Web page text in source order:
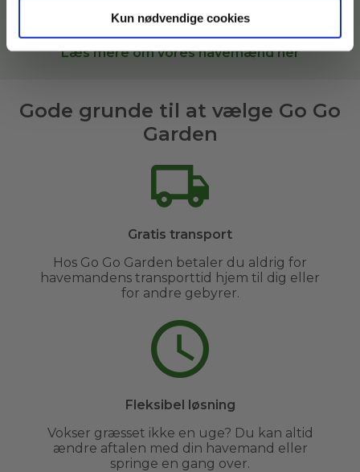
Kun nødvendige cookies
havemand til opgaven iNordsjælland og omegn
Læs mere om vores havemænd her
Gode grunde til at vælge Go Go
Garden
Gratis transport
Hos Go Go Garden betaler du aldrig for
havemandens transporttid hjem til dig eller
for andre gebyrer.
Fleksibel løsning
Vokser græsset ikke en uge? Du kan altid
ændre aftalen med din havemand eller
springe en gang over.